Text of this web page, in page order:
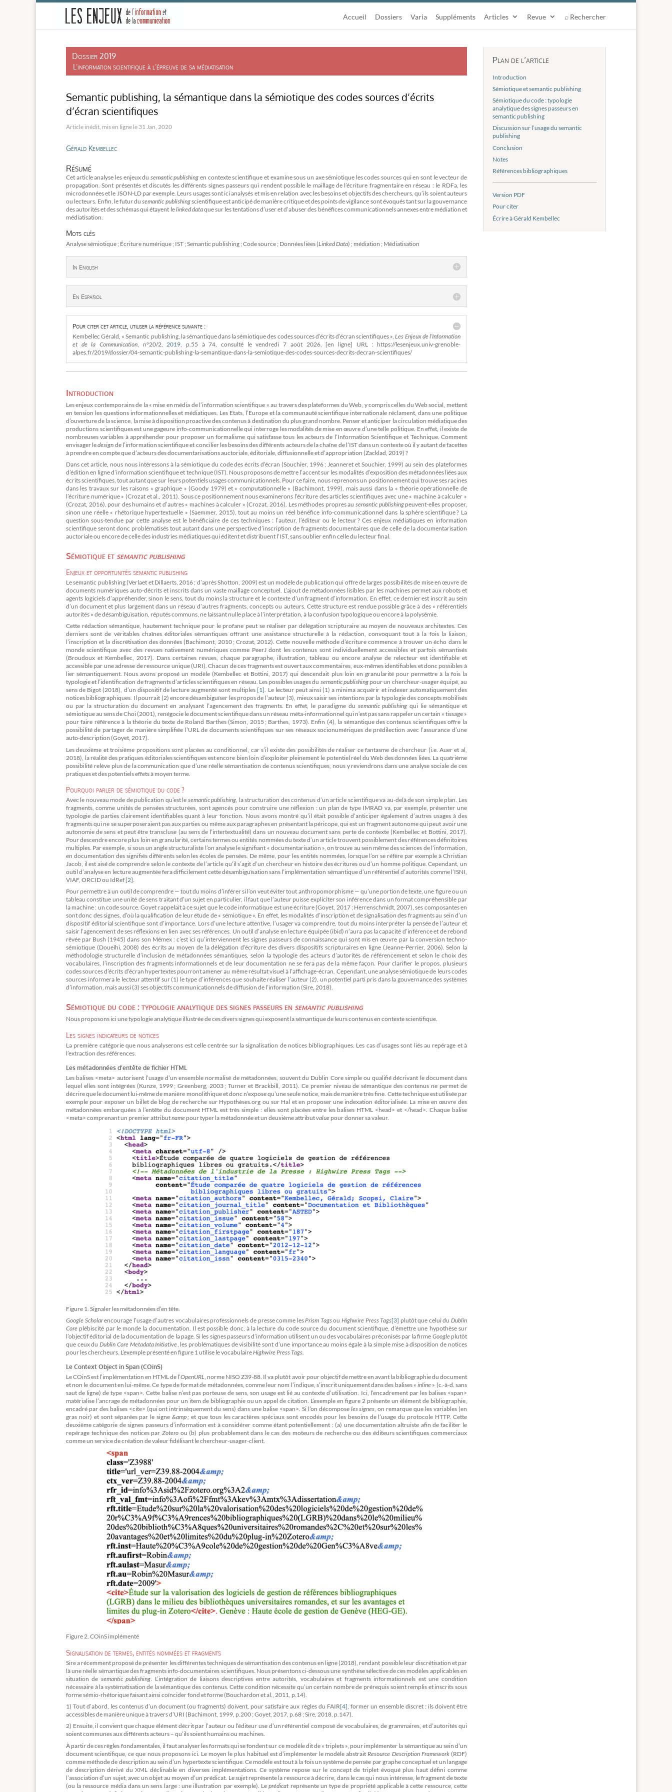
-
Accueil Dossiers Varia Suppléments Articles Revue ⌕ Rechercher
Dossier 2019
L’information scientifique à l’épreuve de sa médiatisation
Semantic publishing, la sémantique dans la sémiotique des codes sources d’écrits
d’écran scientifiques
31 Jan, 2020
Gérald Kembellec
Résumé
Cet article analyse les enjeux du semantic publishing en contexte scientifique et examine sous un axe sémiotique les codes sources qui en sont le vecteur de
propagation. Sont présentés et discutés les différents signes passeurs qui rendent possible le maillage de l’écriture fragmentaire en réseau : le RDFa, les
microdonnées et le JSON-LD par exemple. Leurs usages sont ici analysés et mis en relation avec les besoins et objectifs des chercheurs, qu’ils soient auteurs
ou lecteurs. Enfin, le futur dusemantic publishingscientifique est anticipé de manière critique et des points de vigilance sont évoqués tant sur la gouvernance
des autorités et des schémas qui étayent lelinked dataque sur les tentations d’user et d’abuser des bénéfices communicationnels annexes entre médiation et
médiatisation.
Mots clés
Analyse sémiotique ; Écriture numérique ; IST ; Semantic publishing ; Code source ; Données liées (Linked Data) ; médiation ; Médiatisation
In English
En Español
Pour citer cet article, utiliser la référence suivante :
Kembellec Gérald, « Semantic publishing, la sémantique dans la sémiotique des codes sources d’écrits d’écran scientifiques »,Les Enjeux de l’Information
et de la Communication, n°20/2,2019, p.55 à 74, consulté le vendredi 7 août 2026, [en ligne] URL : https://lesenjeux.univ-grenoble-
alpes.fr/2019/dossier/04-semantic-publishing-la-semantique-dans-la-semiotique-des-codes-sources-decrits-decran-scientifiques/
Introduction
Les enjeux contemporains de la « mise en média de l’information scientifique » au travers des plateformes du Web, y compris celles du Web social, mettent
en tension les questions informationnelles et médiatiques. Les Etats, l’Europe et la communauté scientifique internationale réclament, dans une politique
d’ouverture de la science, la mise à disposition proactive des contenus à destination du plus grand nombre. Penser et anticiper la circulation médiatique des
productions scientifiques est une gageure info-communicationnelle qui interroge les modalités de mise en œuvre d’une telle politique. En effet, il existe de
nombreuses variables à appréhender pour proposer un formalisme qui satisfasse tous les acteurs de l’Information Scientifique et Technique. Comment
envisager ledesign de l’information scientifique et concilier les besoins des différents acteurs de la chaîne de l’IST dans un contexte où il y autant de facettes
à prendre en compte que d’acteurs des documentarisations auctoriale, éditoriale, diffusionnelle et d’appropriation (Zacklad, 2019) ?
Dans cet article, nous nous intéressons à la sémiotique du code des écrits d’écran (Souchier, 1996 ; Jeanneret et Souchier, 1999) au sein des plateformes
d’édition en ligne d’information scientifique et technique (IST). Nous proposons de mettre l’accent sur les modalités d’exposition des métadonnées liées aux
écrits scientifiques, tout autant que sur leurs potentiels usages communicationnels. Pour ce faire, nous reprenons un positionnement qui trouve ses racines
dans les travaux sur les raisons « graphique » (Goody 1979) et « computationnelle » (Bachimont, 1999), mais aussi dans la « théorie opérationnelle de
l’écriture numérique » (Crozat et al., 2011). Sous ce positionnement nous examinerons l’écriture des articles scientifiques avec une « machine à calculer »
(Crozat, 2016), pour des humains et d’autres « machines à calculer » (Crozat, 2016). Les méthodes propres ausemantic publishingpeuvent-elles proposer,
sinon une réelle « rhétorique hypertextuelle » (Saemmer, 2015), tout au moins un réel bénéfice info-communicationnel dans la sphère scientifique ? La
question sous-tendue par cette analyse est le bénéficiaire de ces techniques : l’auteur, l’éditeur ou le lecteur ? Ces enjeux médiatiques en information
scientifique seront donc problématisés tout autant dans une perspective d’inscription de fragments documentaires que de celle de la documentarisation
auctoriale ou encore de celle des industries médiatiques qui éditent et distribuent l’IST, sans oublier enfin celle du lecteur final.
Sémiotique et semantic publishing
Enjeux et opportunités semantic publishing
Le semantic publishing (Verlaet et Dillaerts, 2016 ; d’après Shotton, 2009) est un modèle de publication qui offre de larges possibilités de mise en œuvre de
documents numériques auto-décrits et inscrits dans un vaste maillage conceptuel. L’ajout de métadonnées lisibles par les machines permet aux robots et
agents logiciels d’appréhender, sinon le sens, tout du moins la structure et le contexte d’un fragment d’information. En effet, ce dernier est inscrit au sein
d’un document et plus largement dans un réseau d’autres fragments, concepts ou auteurs. Cette structure est rendue possible grâce à des « référentiels
autorités » de désambiguïsation, réputés communs, ne laissant nulle place à l’interprétation, à la confusion typologique ou encore à la polysémie.
Cette rédaction sémantique, hautement technique pour le profane peut se réaliser par délégation scripturaire au moyen de nouveaux architextes. Ces
derniers sont de véritables chaînes éditoriales sémantiques offrant une assistance structurelle à la rédaction, convoquant tout à la fois la liaison,
l’inscription et la discrétisation des données (Bachimont, 2010 ; Crozat, 2012). Cette nouvelle méthode d’écriture commence à trouver un écho dans le
monde scientifique avec des revues nativement numériques comme PeerJ dont les contenus sont individuellement accessibles et parfois sémantisés
(Broudoux et Kembellec, 2017). Dans certaines revues, chaque paragraphe, illustration, tableau ou encore analyse de relecteur est identifiable et
accessible par une adresse de ressource unique (URI). Chacun de ces fragments est ouvert aux commentaires, eux-mêmes identifiables et donc possibles à
lier sémantiquement. Nous avons proposé un modèle (Kembellec et Bottini, 2017) qui descendait plus loin en granularité pour permettre à la fois la
typologie et l’identification de fragments d’articles scientifiques en réseau. Les possibles usages du semantic publishingpour un chercheur-usager équipé, au
sens de Bigot (2018), d’un dispositif de lecture augmenté sont multiples[1]. Le lecteur peut ainsi (1) a minima acquérir et indexer automatiquement des
notices bibliographiques. Il pourrait (2) encore désambiguïser les propos de l’auteur (3), mieux saisir ses intentions par la typologie des concepts mobilisés
ou par la structuration du document en analysant l’agencement des fragments. En effet, le paradigme du semantic publishing qui lie sémantique et
sémiotique au sens de Choi (2001), renégocie le document scientifique dans un réseau méta-informationnel qui n’est pas sans rappeler un certain « tissage »
pour faire référence à la théorie du texte de Roland Barthes (Simon, 2015 ; Barthes, 1973). Enfin (4), la sémantique des contenus scientifiques offre la
possibilité de partager de manière simplifiée l’URL de documents scientifiques sur ses réseaux socionumériques de prédilection avec l’assurance d’une
auto-description (Goyet, 2017).
Les deuxième et troisième propositions sont placées au conditionnel, car s’il existe des possibilités de réaliser ce fantasme de chercheur (i.e. Auer et al,
2018), la réalité des pratiques éditoriales scientifiques est encore bien loin d’exploiter pleinement le potentiel réel du Web des données liées. La quatrième
possibilité relève plus de la communication que d’une réelle sémantisation de contenus scientifiques, nous y reviendrons dans une analyse sociale de ces
pratiques et des potentiels effets à moyen terme.
Pourquoi parler de sémiotique du code ?
Avec le nouveau mode de publication qu’est le semantic publishing, la structuration des contenus d’un article scientifique va au-delà de son simple plan. Les
fragments, comme unités de pensées structurées, sont agencés pour construire une réflexion : un plan de type IMRAD va, par exemple, présenter une
typologie de parties clairement identifiables quant à leur fonction. Nous avons montré qu’il était possible d’anticiper également d’autres usages à des
fragments qui ne se superposeraient pas aux parties ou même aux paragraphes en présentant la péricope, qui est un fragment autonome qui peut avoir une
autonomie de sens et peut être transcluse (au sens de l’intertextualité) dans un nouveau document sans perte de contexte (Kembellec et Bottini, 2017).
Pour descendre encore plus loin en granularité, certains termes ou entités nommées du texte d’un article trouvent possiblement des références définitoires
multiples. Par exemple, si sous un angle structuraliste l’on analyse le signifiant « documentarisation », on trouve au sein même des sciences de l’information,
en documentation des signifiés différents selon les écoles de pensées. De même, pour les entités nommées, lorsque l’on se réfère par exemple à Christian
Jacob, il est aisé de comprendre selon le contexte de l’article qu’il s’agit d’un chercheur en histoire des écritures ou d’un homme politique. Cependant, un
outil d’analyse en lecture augmentée fera difficilement cette désambiguïsation sans l’implémentation sémantique d’un référentiel d’autorités comme l’ISNI,
VIAF, ORCID ou IdRef[2].
Pour permettre à un outil de comprendre — tout du moins d’inférer si l’on veut éviter tout anthropomorphisme — qu’une portion de texte, une figure ou un
tableau constitue une unité de sens traitant d’un sujet en particulier, il faut que l’auteur puisse expliciter son inférence dans un format compréhensible par
la machine : un code source. Goyet rappelait à ce sujet que le code informatique est une écriture (Goyet, 2017 ; Herrenschmidt, 2007), ses composantes en
sont donc des signes, d’où la qualification de leur étude de « sémiotique ». En effet, les modalités d’inscription et de signalisation des fragments au sein d’un
dispositif éditorial scientifique sont d’importance. Lors d’une lecture attentive, l’usager va comprendre, tout du moins interpréter la pensée de l’auteur et
saisir l’agencement de ses réflexions en lien avec ses références. Un outil d’analyse en lecture équipée (ibid) n’aura pas la capacité d’inférence et de rebond
rêvée par Bush (1945) dans son Mémex : c’est ici qu’interviennent les signes passeurs de connaissance qui sont mis en œuvre par la conversion techno-
sémiotique (Doueihi, 2008) des écrits au moyen de la délégation d’écriture des divers dispositifs scripturaires en ligne (Jeanne-Perrier, 2006). Selon la
méthodologie structurelle d’inclusion de métadonnées sémantiques, selon la typologie des acteurs d’autorités de référencement et selon le choix des
vocabulaires, l’inscription des fragments informationnels et de leur documentation ne se fera pas de la même façon. Pour clarifier le propos, plusieurs
codes sources d’écrits d’écran hypertextes pourront amener au même résultat visuel à l’affichage-écran. Cependant, une analyse sémiotique de leurs codes
sources informera le lecteur attentif sur (1) le type d’inférences que souhaite réaliser l’auteur (2), un potentiel parti pris dans la gouvernance des systèmes
d’information, mais aussi (3) ses objectifs communicationnels de diffusion de l’information (Sire, 2018).
Sémiotique du code : typologie analytique des signes passeurs en semantic publishing
Nous proposons ici une typologie analytique illustrée de ces divers signes qui exposent la sémantique de leurs contenus en contexte scientifique.
Les signes indicateurs de notices
La première catégorie que nous analyserons est celle centrée sur la signalisation de notices bibliographiques. Les cas d’usages sont liés au repérage et à
l’extraction des références.
Les métadonnées d’entête de fichier HTML
Les balises <meta> autorisent l’usage d’un ensemble normalisé de métadonnées, souvent du Dublin Core simple ou qualifié décrivant le document dans
lequel elles sont intégrées (Kunze, 1999 ; Greenberg, 2003 ; Turner et Brackbill, 2011). Ce premier niveau de sémantique des contenus ne permet de
décrire que le document lui-même de manière monolithique et donc n’expose qu’une seule notice, mais de manière très fine. Cette technique est utilisée par
exemple pour exposer un billet de blog de recherche sur Hypothèses.org ou sur Hal et en proposer une indexation éditorialisée. La mise en œuvre des
métadonnées embarquées à l’entête du document HTML est très simple : elles sont placées entre les balises HTML <head> et </head>. Chaque balise
<meta> comprenant un premier attributname pour typer la métadonnée et un deuxième attributvalue pour donner sa valeur.
Figure 1. Signaler les métadonnées d’en tête.
Google Scholarencourage l’usage d’autres vocabulaires professionnels de presse comme les Prism Tagsou Highwire Press Tags[3] plutôt que celui du Dublin
Core plébiscité par le monde la documentation. Il est possible donc, à la lecture du code source du document scientifique, d’émettre une hypothèse sur
l’objectif éditorial de la documentation de la page. Si les signes passeurs d’information utilisent un ou des vocabulaires préconisés par la firme Googleplutôt
que ceux duDublin Core Metadata Initiative , les problématiques de visibilité sont d’une importance au moins égale à la simple mise à disposition de notices
pour les chercheurs. L’exemple présenté en figure 1 utilise le vocabulaireHighwire Press Tags
Le Context Object in Span (COinS)
Le COinS est l’implémentation en HTML de l’OpenURL , norme NISO Z39-88. Il va plutôt avoir pour objectif de mettre en avant la bibliographie du document
et non le document en lui-même. Ce type de format de métadonnées, comme leur nom l’indique, s’inscrit uniquement dans des balises «inline » (c.-à-d. sans
saut de ligne) de type <span>. Cette balise n’est pas porteuse de sens, son usage est lié au contexte d’utilisation. Ici, l’encadrement par les balises <span>
matérialise l’ancrage de métadonnées pour un item de bibliographie ou un appel de citation. L’exemple en figure 2 présente un élément de bibliographie,
encadré par des balises <cite> (qui ont intrinsèquement du sens) dans une balise <span>. Si l’on décompose les signes , on remarque que les variables (en
gras noir) et sont séparées par le signe&amp ; et que tous les caractères spéciaux sont encodés pour les besoins de l’usage du protocole HTTP. Cette
deuxième catégorie de signes passeurs d’information est à considérer comme étant potentiellement : (a) une documentation altruiste afin de faciliter le
repérage technique des notices par Zotero ou (b) plus probablement dans le cas des moteurs de recherche ou des éditeurs scientifiques commerciaux
comme un service de création de valeur fidélisant le chercheur-usager-client.
Figure 2. COinS implémenté
Signalisation de termes, entités nommées et fragments
Sire a récemment proposé de présenter les différentes techniques de sémantisation des contenus en ligne (2018), rendant possible leur discrétisation et par
là une réelle sémantique des fragments info-documentaires scientifiques. Nous présentons ci-dessous une synthèse sélective de ces modèles applicables en
situation de semantic publishing . L’intégration de liaisons descriptives entre autorités, vocabulaires et fragments informationnels est une condition
nécessaire à la systématisation de la sémantique des contenus. Cette condition nécessite qu’un certain nombre de prérequis soient remplis et inscrits sous
forme sémio-rhétorique faisant ainsi coïncider fond et forme (Bouchardon et al., 2011, p.14).
1) Tout d’abord, les contenus d’un document (ou fragments) doivent, pour satisfaire aux règles du FAIR[4], former un ensemble discret : ils doivent être
accessibles de manière unique à travers d’URI (Bachimont, 1999, p.200 ; Goyet, 2017, p.68 ; Sire, 2018, p.147).
2) Ensuite, il convient que chaque élément décrit par l’auteur ou l’éditeur use d’un référentiel composé de vocabulaires, de grammaires, et d’autorités qui
soient communes aux différents acteurs – qu’ils soient humains ou machines.
À partir de ces règles fondamentales, il faut analyser les formats qui se fondent sur ce modèle dit de « triplets », pour implémenter la sémantique au sein d’un
document scientifique, ce que nous proposons ici. Le moyen le plus habituel est d’implémenter le modèle abstrait Resource Description Framework(RDF)
comme méthode de description au sein d’un hypertexte scientifique. Ce modèle est tout à la fois un système de pensée par graphe conceptuel et un langage
de description dérivé du XML déclinable en diverses implémentations. Ce système repose sur le concept de triplet évoqué plus haut défini comme
l’association d’un sujet, avec un objet au moyen d’un prédicat. Lesujetreprésente la ressource à décrire, dans le cas qui nous intéresse, le fragment de texte
(ou la ressource média dans un sens large : une illustration par exemple). Leprédicat représente un type de propriété applicable à cette ressource, cette
Plan de l’article
Introduction
Sémiotique et semantic publishing
Sémiotique du code : typologie
analytique des signes passeurs en
semantic publishing
Discussion sur l’usage du semantic
publishing
Conclusion
Notes
Références bibliographiques
Version PDF
Pour citer
Écrire à Gérald Kembellec